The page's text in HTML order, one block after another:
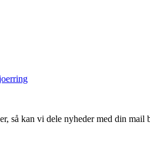
så kan vi dele nyheder med din mail